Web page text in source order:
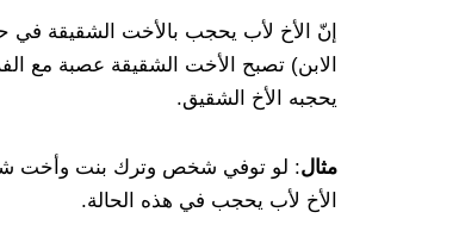
إنّ الأخ لأب يحجب بالأخت الشقيقة في
الابن) تصبح الأخت الشقيقة عصبة مع
يحجبه الأخ الشقيق.
مثال: لو توفي شخص وترك بنت وأخت
الأخ لأب يحجب في هذه الحالة.